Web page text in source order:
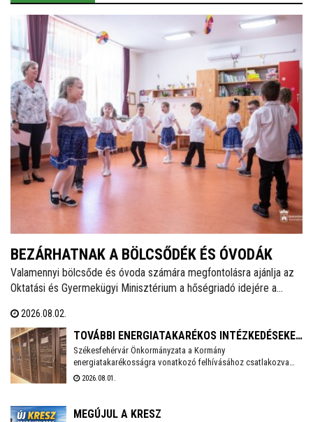
BEZÁRHATNAK A BÖLCSŐDÉK ÉS ÓVODÁK
Valamennyi bölcsőde és óvoda számára megfontolásra ajánlja az
Oktatási és Gyermekügyi Minisztérium a hőségriadó idejére a
és gyermekügyi miniszter Facebook-oldalán szombaton.
2026.08.02.
TOVÁBBI ENERGIATAKARÉKOS INTÉZKEDÉSEKET
VEZET BE SZÉKESFEHÉRVÁR
Székesfehérvár Önkormányzata a Kormány
energiatakarékosságra vonatkozó felhívásához csatlakozva
több intézkedést vezet be a villamosenergia-felhasználás
energiafelhasználás, és a munkavállalók számára is
2026.08.01.
MEGÚJUL A KRESZ